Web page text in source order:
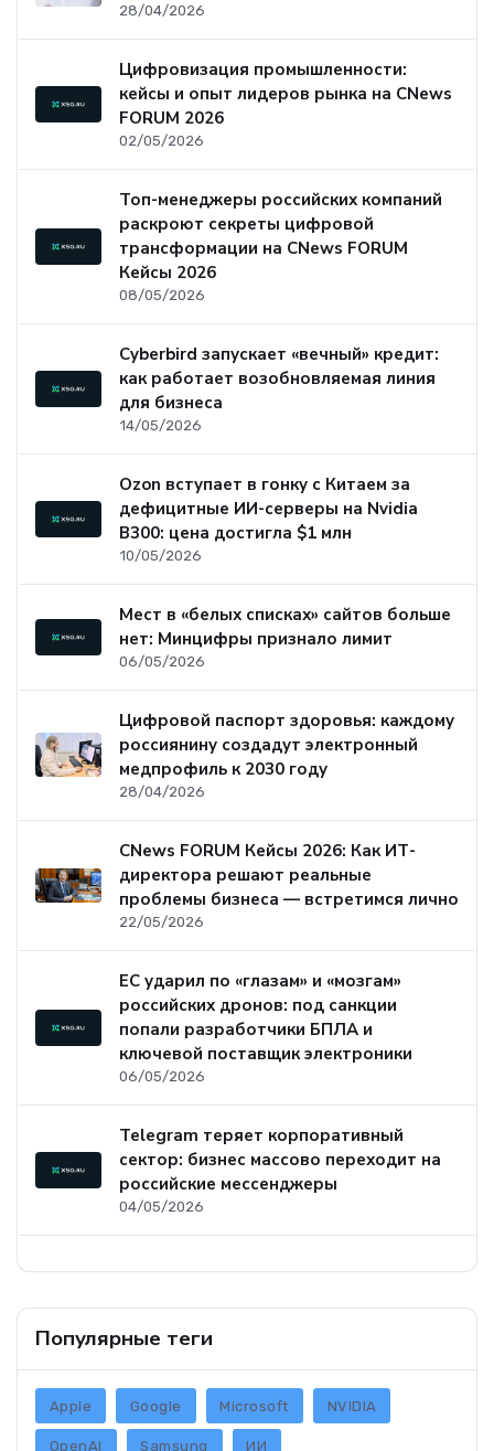
28/04/2026
Цифровизация промышленности:
кейсы и опыт лидеров рынка на CNews
FORUM 2026
02/05/2026
Топ-менеджеры российских компаний
раскроют секреты цифровой
трансформации на CNews FORUM
Кейсы 2026
08/05/2026
Cyberbird запускает «вечный» кредит:
как работает возобновляемая линия
для бизнеса
14/05/2026
Ozon вступает в гонку с Китаем за
дефицитные ИИ-серверы на Nvidia
B300: цена достигла $1 млн
10/05/2026
Мест в «белых списках» сайтов больше
нет: Минцифры признало лимит
06/05/2026
Цифровой паспорт здоровья: каждому
россиянину создадут электронный
медпрофиль к 2030 году
28/04/2026
CNews FORUM Кейсы 2026: Как ИТ-
директора решают реальные
проблемы бизнеса — встретимся лично
22/05/2026
ЕС ударил по «глазам» и «мозгам»
российских дронов: под санкции
попали разработчики БПЛА и
ключевой поставщик электроники
06/05/2026
Telegram теряет корпоративный
сектор: бизнес массово переходит на
российские мессенджеры
04/05/2026
Популярные теги
Apple Google Microsoft NVIDIA
OpenAI Samsung ИИ